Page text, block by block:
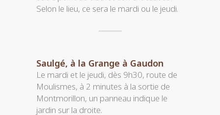
Selon le lieu, ce sera le mardi ou le jeudi.
Saulgé, à la Grange à Gaudon
Le mardi et le jeudi, dès 9h30, route de
Moulismes, à 2 minutes à la sortie de
Montmorillon, un panneau indique le
jardin sur la droite.